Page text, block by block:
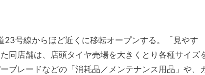
号線からほど近くに移転オープンする。「見やす
同店舗は、店頭タイヤ売場を大きくとり各種サイズ
ブレードなどの「消耗品／メンテナンス用品」や、